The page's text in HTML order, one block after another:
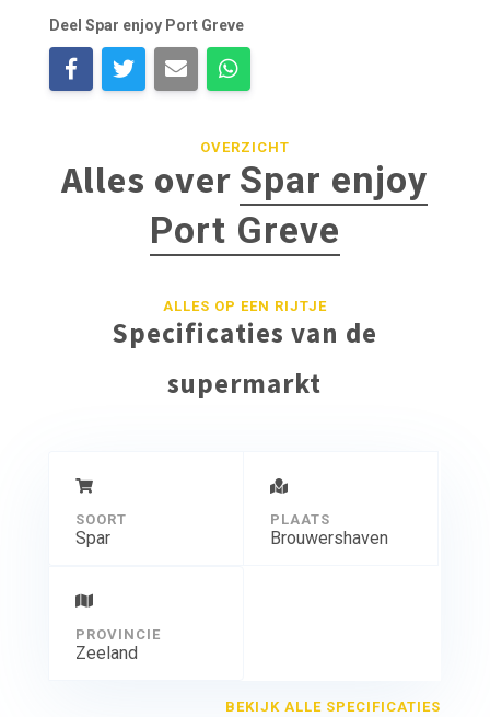
Deel Spar enjoy Port Greve
OVERZICHT
Alles over Spar enjoy
Port Greve
ALLES OP EEN RIJTJE
Specificaties van de
supermarkt
SOORT
Spar
PLAATS
Brouwershaven
PROVINCIE
Zeeland
BEKIJK ALLE SPECIFICATIES